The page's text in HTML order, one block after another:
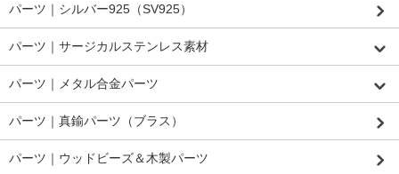
パーツ｜シルバー925（SV925）
パーツ｜サージカルステンレス素材
パーツ｜メタル合金パーツ
パーツ｜真鍮パーツ（ブラス）
パーツ｜ウッドビーズ＆木製パーツ